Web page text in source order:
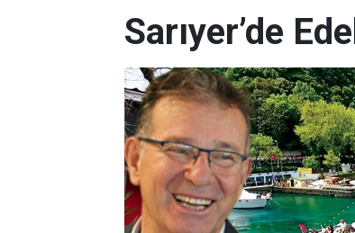
Sarıyer’de